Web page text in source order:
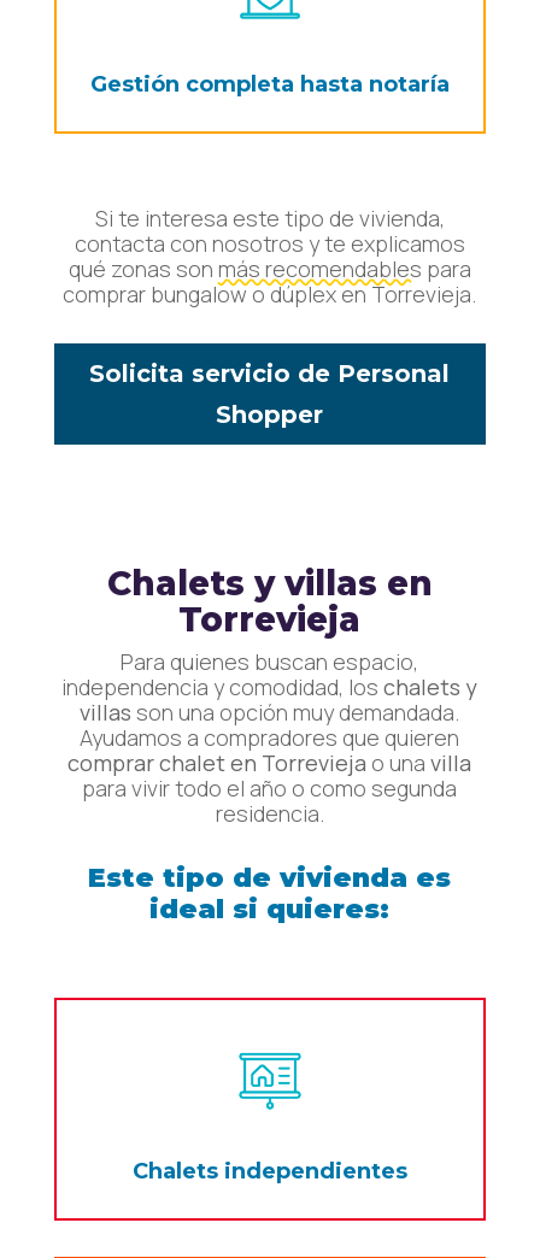
Gestión completa hasta notaría
Si te interesa este tipo de vivienda,
contacta con nosotros y te explicamos
qué zonas son más recomendables para
comprar bungalow o dúplex en Torrevieja.
Solicita servicio de Personal
Shopper
Chalets y villas en
Torrevieja
Para quienes buscan espacio,
independencia y comodidad, loschalets y
villas son una opción muy demandada.
Ayudamos a compradores que quieren
comprar chalet en Torrevieja o unavilla
para vivir todo el año o como segunda
residencia.
Este tipo de vivienda es
ideal si quieres:
Chalets independientes